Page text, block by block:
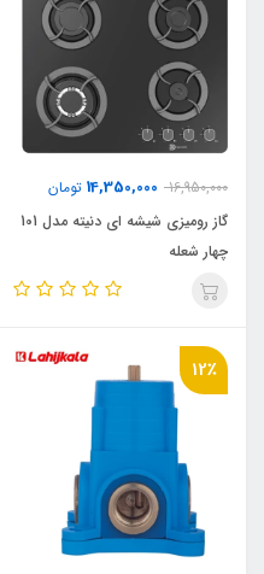
16,950,000
14,350,000 تومان
گاز رومیزی شیشه ای دنیته مدل 101
چهار شعله
12٪